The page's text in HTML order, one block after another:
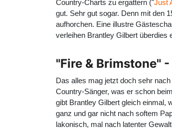
Country-Charts zu ergattern ("Just
gut. Sehr gut sogar. Denn mit den
aufhorchen. Eine illustre
verleihen Brantley Gilbert überdies
"Fire & Brimstone"
Das alles mag jetzt doch sehr
Country-Sänger, was er schon
gibt Brantley Gilbert gleich einmal,
ganz und gar nicht nach softem
lakonisch, mal nach latenter